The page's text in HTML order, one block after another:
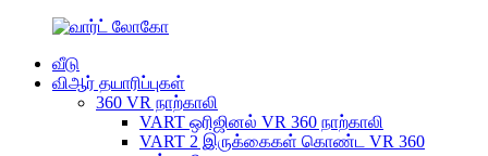
வீடு
விஆர் தயாரிப்புகள்
360 VR நாற்காலி
VART ஒரிஜினல் VR 360 நாற்காலி
VART 2 இருக்கைகள் கொண்ட VR 360